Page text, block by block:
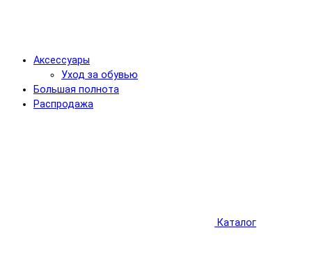
Аксессуары
Уход за обувью
Большая полнота
Распродажа
Каталог